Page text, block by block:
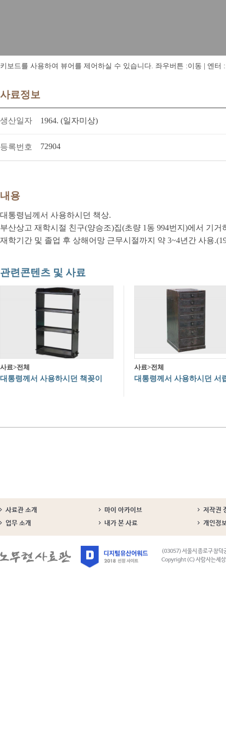
키보드를 사용하여 뷰어를 제어하실 수 있습니다. 좌우버튼 :이동 | 엔터
사료정보
생산일자 1964. (일자미상)
등록번호 72904
내용
대통령님께서 사용하시던 책상.
부산상고 재학시절 친구(양승조)집(초량 1동 994번지)에서 기거
재학기간 및 졸업 후 상해어망 근무시절까지 약 3~4년간 사용
관련콘텐츠 및 사료
사료>전체
대통령께서 사용하시던 책꽂이
사료>전체
대통령께서 사용하시던 서
사료관 소개 마이 아카이브
저작권
업무 소개
내가 본 사료 개인정
(03057) 서울시 종로구 창덕
Copyright (C) 사람사는세